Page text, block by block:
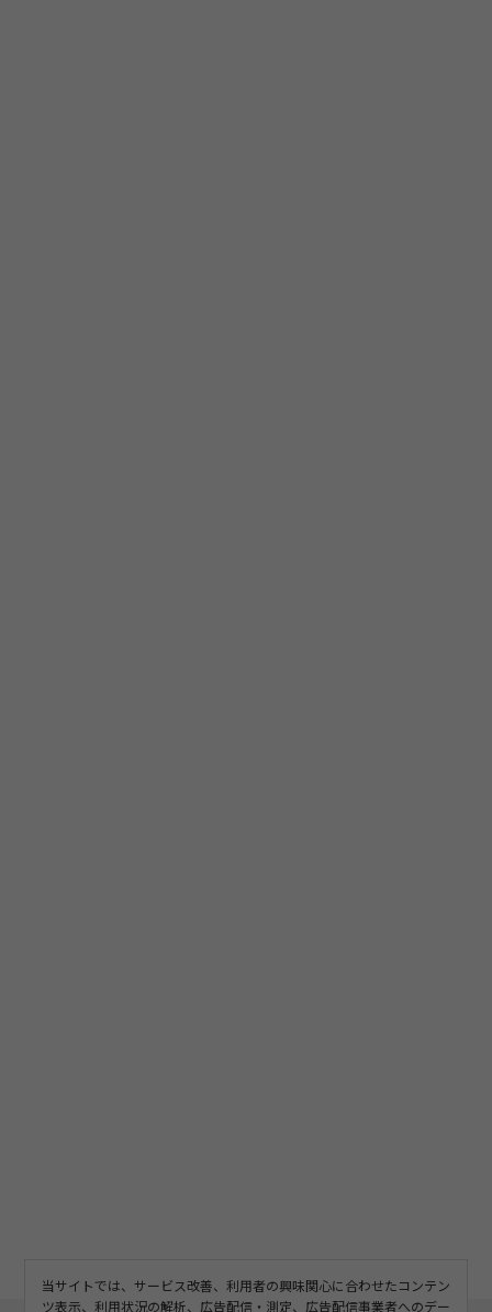
当サイトでは、サービス改善、利用者の興味関心に合わせたコンテン
ツ表示、利用状況の解析、広告配信・測定、広告配信事業者へのデー